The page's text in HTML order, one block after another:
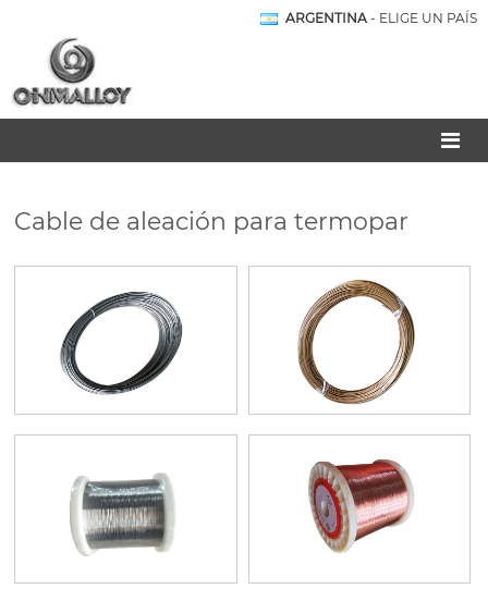
ARGENTINA - ELIGE UN PAÍS
Cable de aleación para termopar